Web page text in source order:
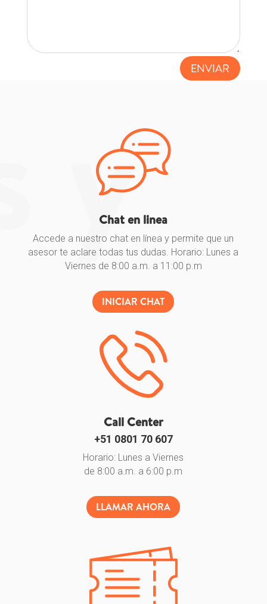
ENVIAR
Chat en linea
Accede a nuestro chat en línea y permite que un
asesor te aclare todas tus dudas. Horario: Lunes a
Viernes de 8:00 a.m. a 11:00 p.m
INICIAR CHAT
Call Center
+51 0801 70 607
Horario: Lunes a Viernes
de 8:00 a.m. a 6:00 p.m
LLAMAR AHORA